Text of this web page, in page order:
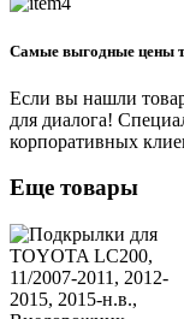
Самые выгодные цены
Если вы нашли
для диалога!
корпоративных
Еще товары